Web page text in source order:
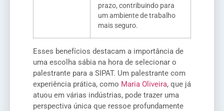
prazo, contribuindo para
um ambiente de trabalho
mais seguro.
Esses benefícios destacam a importância de
uma escolha sábia na hora de selecionar o
palestrante para a SIPAT. Um palestrante com
experiência prática, como Maria Oliveira, que já
atuou em várias indústrias, pode trazer uma
perspectiva única que ressoe profundamente